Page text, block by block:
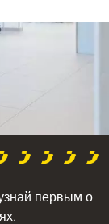
первым о